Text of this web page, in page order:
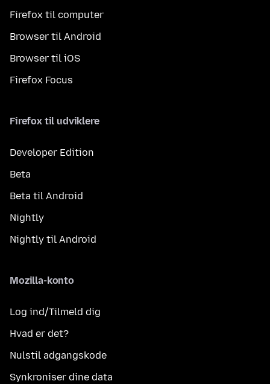
Firefox til computer
Browser til Android
Browser til iOS
Firefox Focus
Firefox til udviklere
Developer Edition
Beta
Beta til Android
Nightly
Nightly til Android
Mozilla-konto
Log ind/Tilmeld dig
Hvad er det?
Nulstil adgangskode
Synkroniser dine data